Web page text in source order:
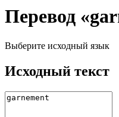
Перевод
Выберите исходный язык
Исходный текст